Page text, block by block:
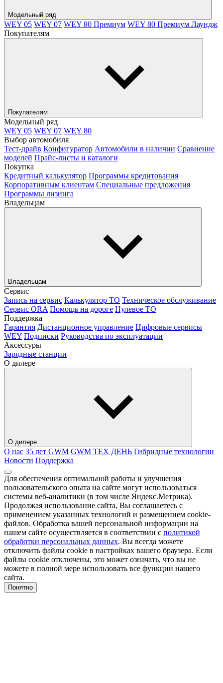
Модельный ряд
WEY 05 WEY 07 WEY 80 Премиум WEY 80 Премиум Лаундж
Покупателям
Покупателям
Модельный ряд
WEY 05 WEY 07 WEY 80
Выбор автомобиля
Тест-драйв Конфигуратор Автомобили в наличии Сравнение
моделей Прайс-листы и каталоги
Покупка
Кредитный калькулятор Программы кредитования
Корпоративным клиентам Специальные предложения
Программы лизинга
Владельцам
Владельцам
Сервис
Запись на сервис Калькулятор ТО Техническое обслуживание
Сервис ORA Помощь на дороге Нулевое ТО
Поддержка
Гарантия Дистанционное управление Цифровые сервисы
WEY Подписки Руководства по эксплуатации
Аксессуры
Зарядные станции
О дилере
О дилере
О нас 35 лет GWM GWM ТЕХ ДЕНЬ Гибридные технологии
Новости Поддержка
Для обеспечения оптимальной работы и улучшения
пользовательского опыта на сайте могут использоваться
системы веб-аналитики (в том числе Яндекс.Метрика).
Продолжая использование сайта, Вы соглашаетесь с
применением указанных технологий и размещением cookie-
файлов. Обработка вашей персональной информации на
нашем сайте осуществляется в соответствии с политикой
обработки персональных данных. Вы всегда можете
отключить файлы cookie в настройках вашего браузера. Если
файлы cookie отключены, это может означать, что вы не
можете в полной мере использовать все функции нашего
сайта.
Понятно